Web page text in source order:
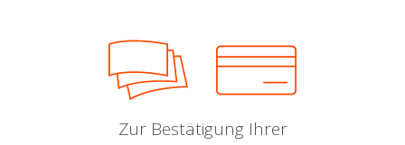
Zur Bestätigung Ihrer